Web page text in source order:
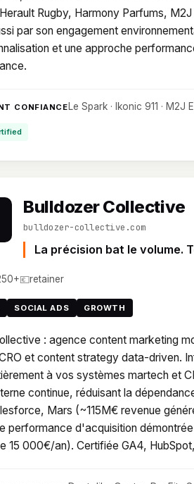
Rugby, Harmony Parfums,
par son engagement
et une approche
CONFIANCE Le Spark · Ikonic 911 ·
Bulldozer Collective
bulldozer-collective.com
La précision bat le volume.
💶retainer
SOCIAL ADS GROWTH
: agence content marketing
et content strategy data-driven.
à vos systèmes martech et
continue, réduisant la
Mars (~115M€ revenue
performance d'acquisition
15 000€/an). Certifiée GA4,